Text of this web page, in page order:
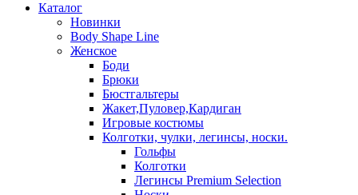
Каталог
Новинки
Body Shape Line
Женское
Боди
Брюки
Бюстгальтеры
Жакет,Пуловер,Кардиган
Игровые костюмы
Колготки, чулки, легинсы, носки.
Гольфы
Колготки
Легинсы Premium Selection